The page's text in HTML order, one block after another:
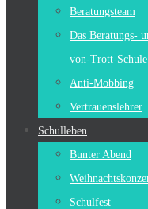
Beratungsteam
Das Beratungs-
von-Trott-Schule
Anti-Mobbing
Vertrauenslehrer
Schulleben
Bunter Abend
Schulfest